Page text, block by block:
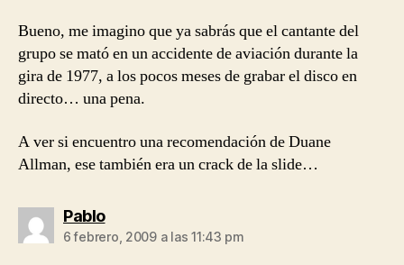
Bueno, me imagino que ya sabrás que el cantante del
grupo se mató en un accidente de aviación durante la
gira de 1977, a los pocos meses de grabar el disco en
directo… una pena.
A ver si encuentro una recomendación de Duane
Allman, ese también era un crack de la slide…
Pablodice:
6 febrero, 2009 a las 11:43 pm